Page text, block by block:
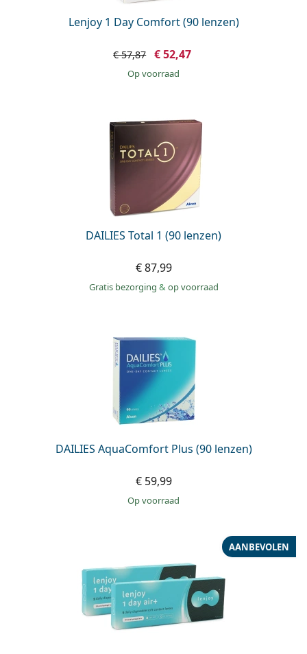
Lenjoy 1 Day Comfort (90 lenzen)
€ 57,87 € 52,47
op voorraad
DAILIES Total 1 (90 lenzen)
€ 87,99
Gratis bezorging & op voorraad
DAILIES AquaComfort Plus (90 lenzen)
€ 59,99
op voorraad
AANBEVOLEN